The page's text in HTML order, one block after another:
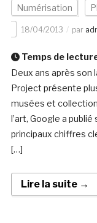
Numérisation
18/04/2013 par
Temps de
Deux ans après son
Project présente
musées et
l’art, Google a
principaux chiffres
[…]
Lire la suite →